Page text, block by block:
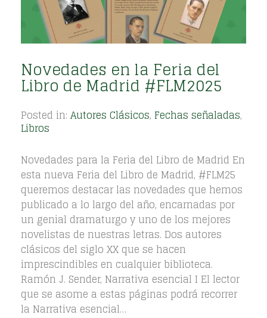
Novedades en la Feria del
Libro de Madrid #FLM2025
Posted in: Autores Clásicos, Fechas señaladas,
Libros
Novedades para la Feria del Libro de Madrid En
esta nueva Feria del Libro de Madrid, #FLM25
queremos destacar las novedades que hemos
publicado a lo largo del año, encarnadas por
un genial dramaturgo y uno de los mejores
novelistas de nuestras letras. Dos autores
clásicos del siglo XX que se hacen
imprescindibles en cualquier biblioteca.
Ramón J. Sender, Narrativa esencial I El lector
que se asome a estas páginas podrá recorrer
la Narrativa esencial…